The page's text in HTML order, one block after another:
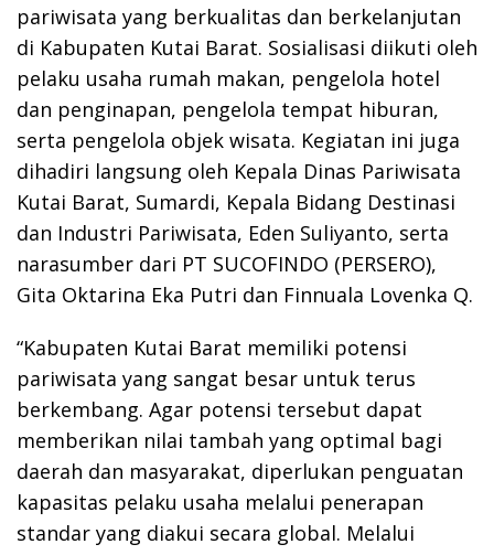
pariwisata yang berkualitas dan berkelanjutan
di Kabupaten Kutai Barat. Sosialisasi diikuti oleh
pelaku usaha rumah makan, pengelola hotel
dan penginapan, pengelola tempat hiburan,
serta pengelola objek wisata. Kegiatan ini juga
dihadiri langsung oleh Kepala Dinas Pariwisata
Kutai Barat, Sumardi, Kepala Bidang Destinasi
dan Industri Pariwisata, Eden Suliyanto, serta
narasumber dari PT SUCOFINDO (PERSERO),
Gita Oktarina Eka Putri dan Finnuala Lovenka Q.
“Kabupaten Kutai Barat memiliki potensi
pariwisata yang sangat besar untuk terus
berkembang. Agar potensi tersebut dapat
memberikan nilai tambah yang optimal bagi
daerah dan masyarakat, diperlukan penguatan
kapasitas pelaku usaha melalui penerapan
standar yang diakui secara global. Melalui